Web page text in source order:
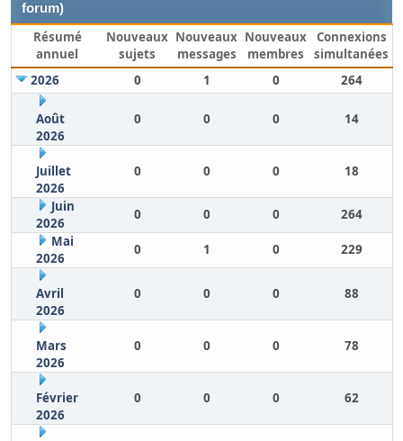
forum)
Résumé
annuel
Nouveaux
sujets
Nouveaux
messages
Nouveaux
membres
Connexions
simultanées
2026
0 1 0 264
Août
2026
0 0 0 14
Juillet
2026
0 0 0 18
Juin
2026
0 0 0
264
Mai
2026
0 1 0 229
Avril
2026
0 0 0 88
Mars
2026
0 0 0 78
Février
2026
0 0 0 62